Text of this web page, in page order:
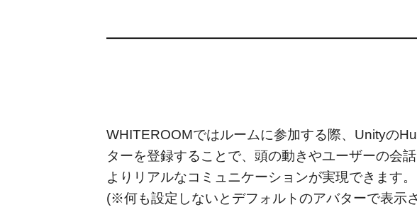
WHITEROOMではルームに参加する際、Unityの
ターを登録することで、頭の動きやユーザーの会
よりリアルなコミュニケーションが実現できます。
(※何も設定しないとデフォルトのアバターで表示